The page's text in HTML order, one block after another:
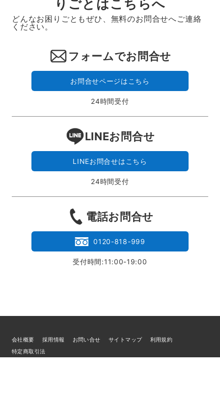
りごとはこちらへ
どんなお困りごともぜひ、無料のお問合せへご連絡
ください。
フォームでお問合せ
お問合せページはこちら
24時間受付
LINEお問合せ
LINEお問合せはこちら
24時間受付
電話お問合せ
0120-818-999
受付時間:11:00-19:00
会社概要 採用情報 お問い合せ サイトマップ
利用規約
特定商取引法